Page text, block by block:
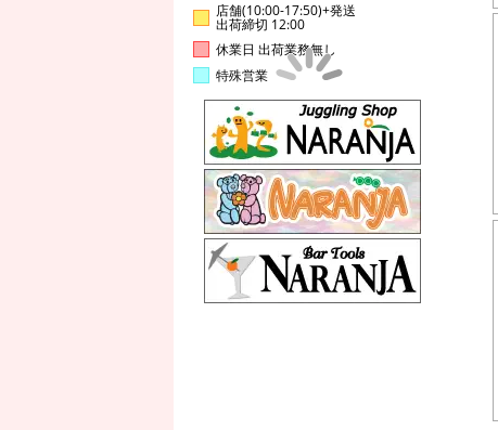
店舗(10:00-17:50)+発送
出荷締切 12:00
休業日 出荷業務無し
特殊営業